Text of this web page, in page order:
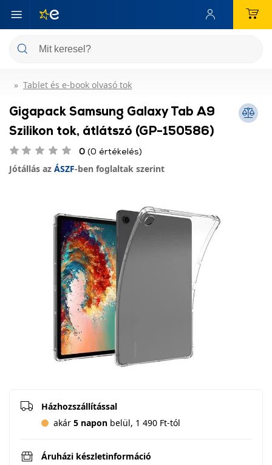
Tablet és e-book olvasó tok
Gigapack Samsung Galaxy Tab A9
Szilikon tok, átlátszó (GP-150586)
0 (0 értékelés)
Jótállás az ÁSZF-ben foglaltak szerint
Házhozszállítással
akár 5 napon belül, 1 490 Ft-tól
Áruházi készletinformáció